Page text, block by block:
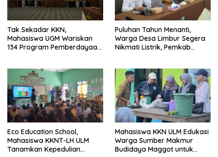
Tak Sekadar KKN,
Mahasiswa UGM Wariskan
134 Program Pemberdayaan
Puluhan Tahun Menanti,
Warga Desa Limbur Segera
Nikmati Listrik, Pemkab
Eco Education School,
Mahasiswa KKNT-LH ULM
Tanamkan Kepedulian
Mahasiswa KKN ULM Edukasi
Warga Sumber Makmur
Budidaya Maggot untuk